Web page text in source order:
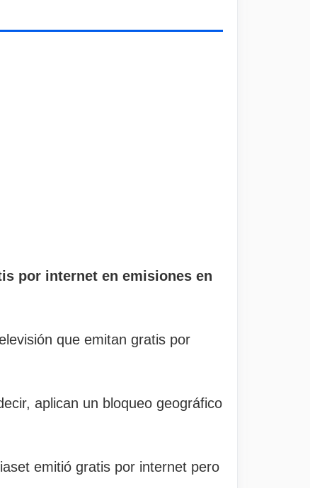
por internet en emisiones en
que emitan gratis por
aplican un bloqueo geográfico
emitió gratis por internet pero